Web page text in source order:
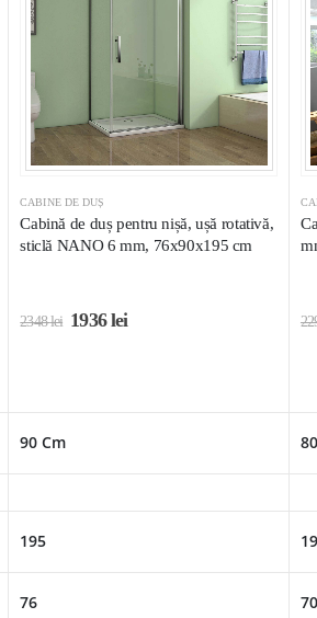
CABINE DE DUȘ
Cabină de duș pentru nișă, ușă rotativă,
sticlă NANO 6 mm, 76x90x195 cm
2348lei 1936lei
90 Cm
195
76 70